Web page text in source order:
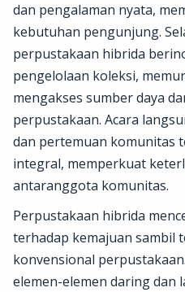
dan pengalaman nyata,
kebutuhan pengunjung.
perpustakaan hibrida
pengelolaan koleksi,
mengakses sumber daya
perpustakaan. Acara
dan pertemuan komunitas
integral, memperkuat
antaranggota komunitas.
Perpustakaan hibrida
terhadap kemajuan sambil
konvensional
elemen-elemen daring dan